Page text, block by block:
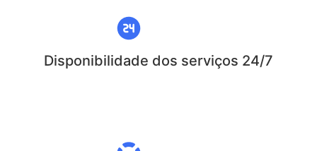
Disponibilidade dos serviços 24/7